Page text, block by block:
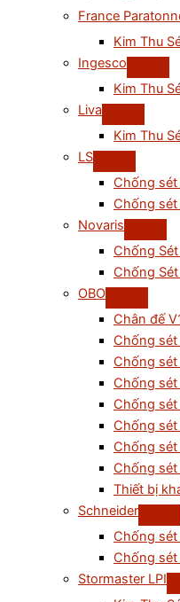
France
Kim Thu
Ingesco
Kim Thu
Liva
Kim Thu
LS
Chống sét
Chống sét
Novaris
Chống Sét
Chống
OBO
Chân đế
Chống sét
Chống sét
Chống
Chống sét
Chống
Chống sét
Chống sét
Thiết bị
Schneider
Chống
Chống sét
Stormaster LPI